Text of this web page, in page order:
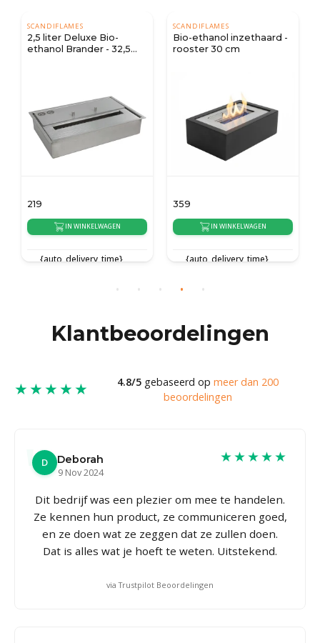
SCANDIFLAMES
2,5 liter Deluxe Bio-
ethanol Brander - 32,5
219
IN WINKELWAGEN
{auto_delivery_time}
SCANDIFLAMES
Bio-ethanol inzethaard -
rooster 30 cm
359
IN WINKELWAGEN
{auto_delivery_time}
Klantbeoordelingen
★★★★★ 4.8/5gebaseerd op meer dan 200
beoordelingen
D
Deborah
9 Nov 2024
★★★★★
Dit bedrijf was een plezier om mee te handelen.
Ze kennen hun product, ze communiceren goed,
en ze doen wat ze zeggen dat ze zullen doen.
Dat is alles wat je hoeft te weten. Uitstekend.
via Trustpilot Beoordelingen